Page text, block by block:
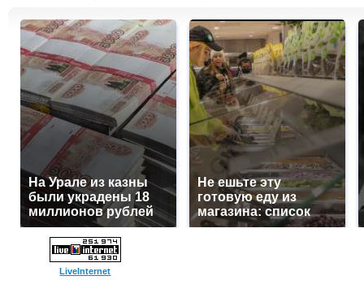
На Урале из казны
были украдены 18
миллионов рублей
Не ешьте эту
готовую еду из
магазина: список
LiveInternet